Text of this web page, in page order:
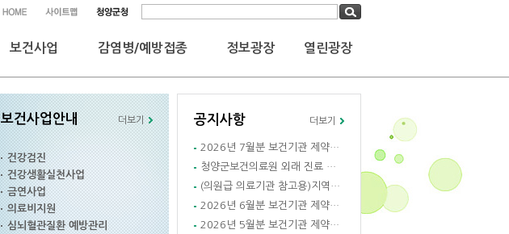
보건사업 감염병/예방접종 정보광장 열린광장
보건사업안내
건강검진
건강생활실천사업
금연사업
의료비지원
심뇌혈관질환 예방관리
더보기 공지사항
2026년 7월분 보건기관 제약회사별 약소모...
청양군보건의료원 외래 진료 및 휴진 일정 알...
(의원급 의료기관 참고용)지역사회 일차의료 ...
2026년 6월분 보건기관 제약회사별 약소모...
2026년 5월분 보건기관 제약회사별 약소모...
더보기